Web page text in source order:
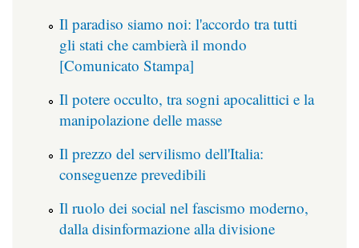
Il paradiso siamo noi: l'accordo tra tutti
gli stati che cambierà il mondo
[Comunicato Stampa]
Il potere occulto, tra sogni apocalittici e la
manipolazione delle masse
Il prezzo del servilismo dell'Italia:
conseguenze prevedibili
Il ruolo dei social nel fascismo moderno,
dalla disinformazione alla divisione